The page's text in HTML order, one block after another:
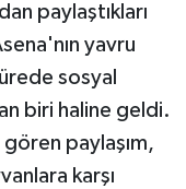
paylaştıkları
yavru
sosyal
biri haline geldi.
paylaşım,
karşı